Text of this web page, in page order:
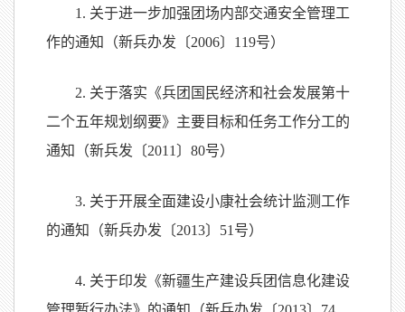
1. 关于进一步加强团场内部交通安全管理工
作的通知（新兵办发〔2006〕119号）
2. 关于落实《兵团国民经济和社会发展第十
二个五年规划纲要》主要目标和任务工作分工的
通知（新兵发〔2011〕80号）
3. 关于开展全面建设小康社会统计监测工作
的通知（新兵办发〔2013〕51号）
4. 关于印发《新疆生产建设兵团信息化建设